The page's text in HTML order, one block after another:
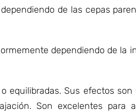
de las cepas
dependiendo de la
equilibradas. Sus efectos
Son excelentes para